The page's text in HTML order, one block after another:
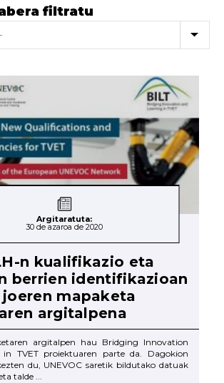
filtratu
Argitaratuta:
30 de azaroa de 2020
n kualifikazio eta
berrien identifikazioan
mapaketa
argitalpena
argitalpen hau Bridging Innovation
TVET proiektuaren parte da. Dagokion
du, UNEVOC saretik bildutako datuak
talde ...